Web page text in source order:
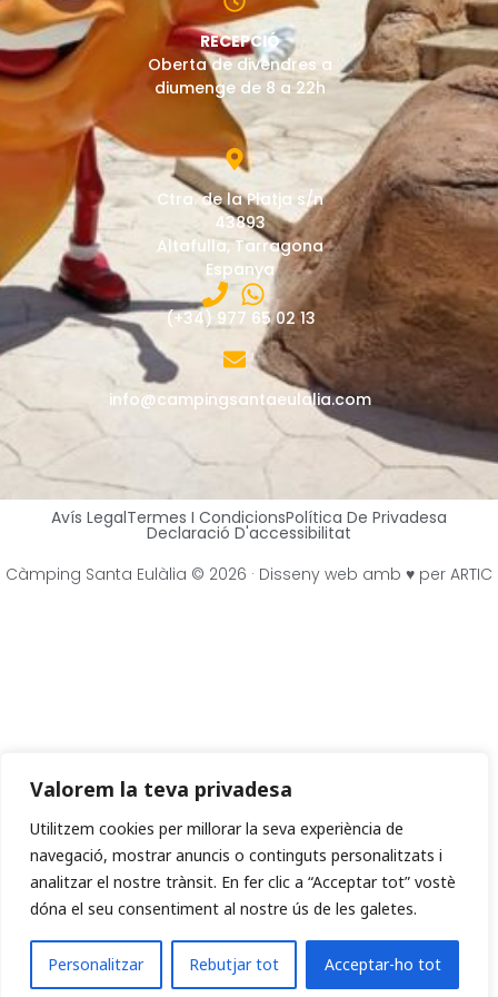
Valorem la teva privadesa
Utilitzem cookies per millorar la seva experiència de
navegació, mostrar anuncis o continguts personalitzats i
analitzar el nostre trànsit. En fer clic a “Acceptar tot” vostè
dóna el seu consentiment al nostre ús de les galetes.
Personalitzar Rebutjar tot Acceptar-ho tot
Ctra. de la Platja s/n
43893
Altafulla, Tarragona
Espanya
(+34) 977 65 02 13
info@campingsantaeulalia.com
RECEPCIÓ
Oberta de divendres a
diumenge de 8 a 22h
Avís LegalTermes I CondicionsPolítica De Privadesa
Declaració D'accessibilitat
Càmping Santa Eulàlia © 2026 · Disseny web amb ♥️ per ARTIC
Com et podem ajudar?
OPEN